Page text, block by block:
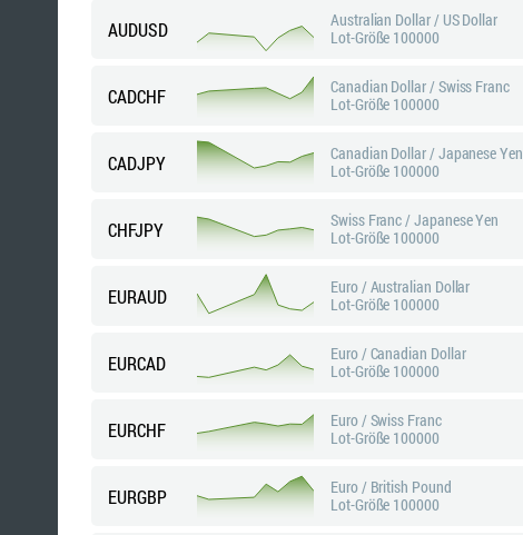
AUDUSD
Australian Dollar / US Dollar
Lot-Größe 100000
CADCHF
Canadian Dollar / Swiss Franc
Lot-Größe 100000
CADJPY
Canadian Dollar / Japanese Yen
Lot-Größe 100000
CHFJPY
Swiss Franc / Japanese Yen
Lot-Größe 100000
EURAUD
Euro / Australian Dollar
Lot-Größe 100000
EURCAD
Euro / Canadian Dollar
Lot-Größe 100000
EURCHF
Euro / Swiss Franc
Lot-Größe 100000
EURGBP
Euro / British Pound
Lot-Größe 100000